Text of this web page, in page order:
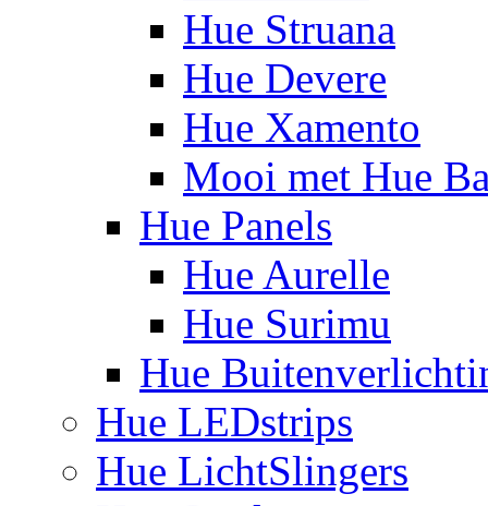
Hue Struana
Hue Devere
Hue Xamento
Mooi met Hue
Hue Panels
Hue Aurelle
Hue Surimu
Hue
Hue LEDstrips
Hue LichtSlingers